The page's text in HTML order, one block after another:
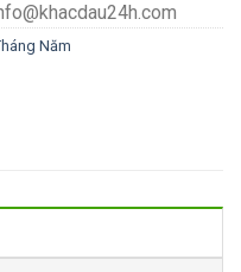
Năm